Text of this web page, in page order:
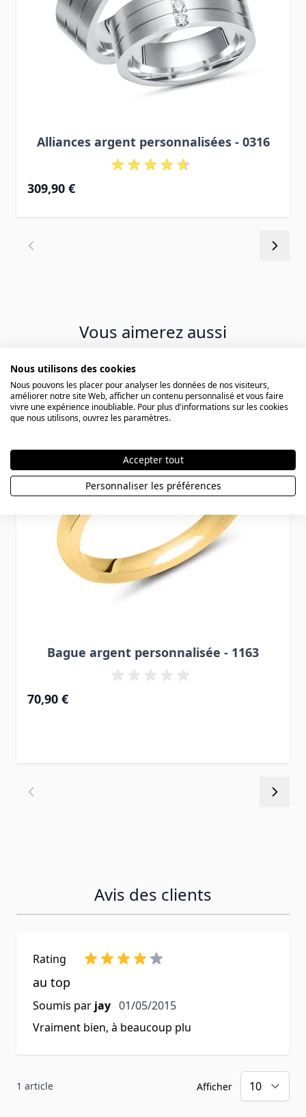
Alliances argent personnalisées - 0316
309,90 €
Vous aimerez aussi
Press to skip carousel
Bague argent personnalisée - 1163
70,90 €
Avis des clients
Rating
au top
Soumis par jay 1 mai 2015
01/05/2015
Vraiment bien, à beaucoup plu
1 article Afficher
Nous utilisons des cookies
Nous pouvons les placer pour analyser les données de nos visiteurs,
améliorer notre site Web, afficher un contenu personnalisé et vous faire
vivre une expérience inoubliable. Pour plus d'informations sur les cookies
que nous utilisons, ouvrez les paramètres.
Accepter tout
Personnaliser les préférences